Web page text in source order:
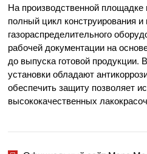
На производственной площадке
полный цикл конструирования и
газораспределительного
рабочей документации на
до выпуска готовой
установки обладают
обеспечить защиту позволяет
высококачественных